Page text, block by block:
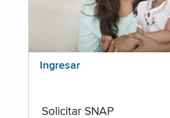
Ingresar
Solicitar SNAP